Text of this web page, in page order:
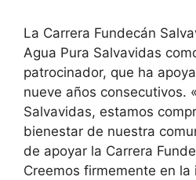
La Carrera Fundecán
Agua Pura Salvavidas
patrocinador, que ha
nueve años consecutivos.
Salvavidas, estamos
bienestar de nuestra
de apoyar la Carrera
Creemos firmemente en